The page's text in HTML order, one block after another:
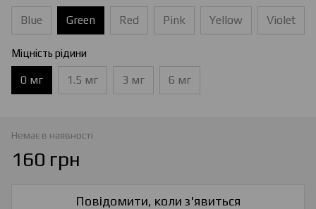
Blue Green Red Pink Yellow Violet
Міцність рідини
0 мг 1.5 мг 3 мг 6 мг
Немає в наявності
160 грн
Повідомити, коли з'явиться